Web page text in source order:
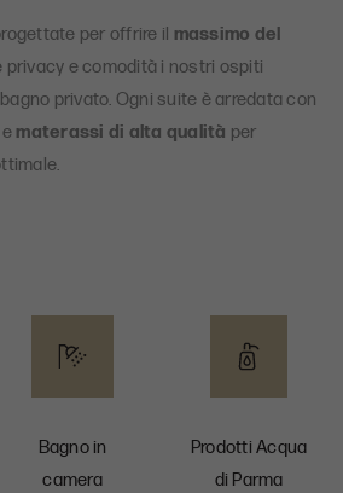
per offrire il massimo del
privacy e comodità i nostri ospiti
privato. Ogni suite è arredata con
e materassi di alta qualità per
Bagno in
camera
Prodotti Acqua
di Parma